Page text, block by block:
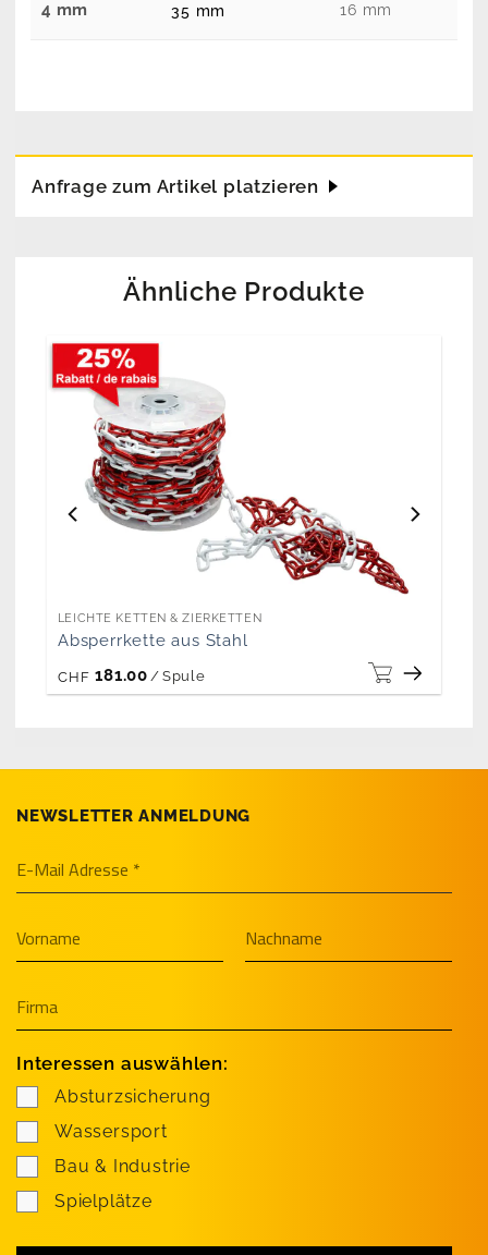
4 mm 35 mm 16 mm
Anfrage zum Artikel platzieren
Ähnliche Produkte
LEICHTE KETTEN & ZIERKETTEN
Absperrkette aus Stahl
CHF 181.00 / Spule
NEWSLETTER ANMELDUNG
Interessen auswählen:
Absturzsicherung
Wassersport
Bau & Industrie
Spielplätze